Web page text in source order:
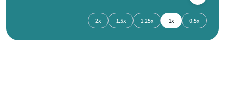
0.5x
1x
1.25x
1.5x
2x